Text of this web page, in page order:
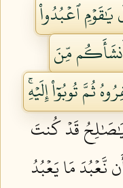
ٱعۡبُدُواْ
مِّنَ
ثُمَّ تُوبُوٓاْ إِلَيۡهِۚ
يَٰصَٰلِحُ قَدۡ كُنتَ
نَّعۡبُدَ مَا يَعۡبُدُ